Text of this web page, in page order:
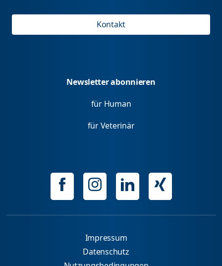
Kontakt
Newsletter abonnieren
für Human
für Veterinär
Impressum
Datenschutz